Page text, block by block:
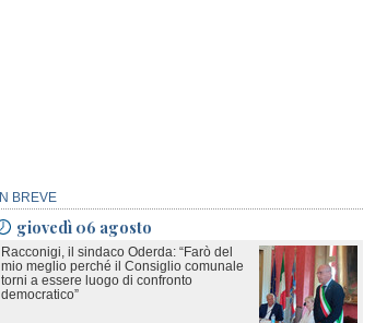
IN BREVE
giovedì 06 agosto
Racconigi, il sindaco Oderda: “Farò del
mio meglio perché il Consiglio comunale
torni a essere luogo di confronto
democratico”